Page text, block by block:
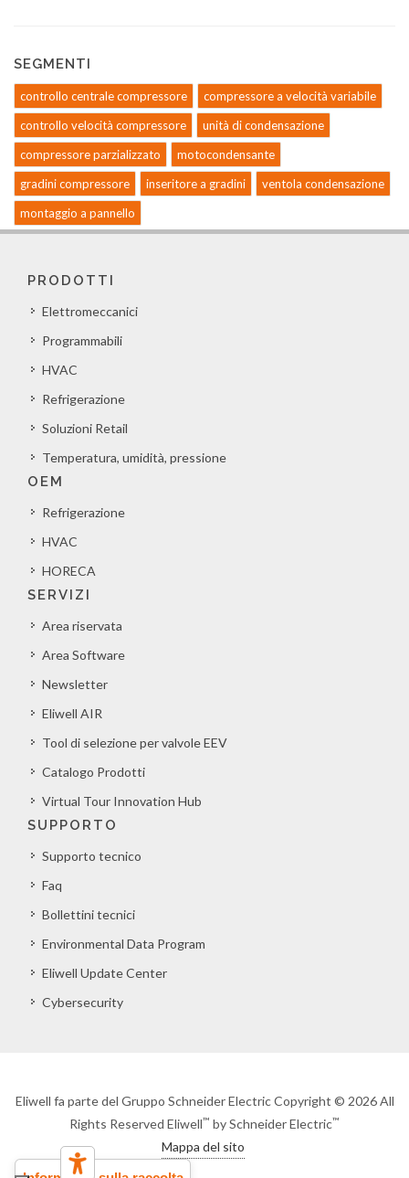
SEGMENTI
controllo centrale compressore
compressore a velocità variabile
controllo velocità compressore
unità di condensazione
compressore parzializzato
motocondensante
gradini compressore
inseritore a gradini
ventola condensazione
montaggio a pannello
PRODOTTI
Elettromeccanici
Programmabili
HVAC
Refrigerazione
Soluzioni Retail
Temperatura, umidità, pressione
OEM
Refrigerazione
HVAC
HORECA
SERVIZI
Area riservata
Area Software
Newsletter
Eliwell AIR
Tool di selezione per valvole EEV
Catalogo Prodotti
Virtual Tour Innovation Hub
SUPPORTO
Supporto tecnico
Faq
Bollettini tecnici
Environmental Data Program
Eliwell Update Center
Cybersecurity
Eliwell fa parte del Gruppo Schneider Electric Copyright © 2026 All
Rights Reserved Eliwell™ by Schneider Electric™
Mappa del sito